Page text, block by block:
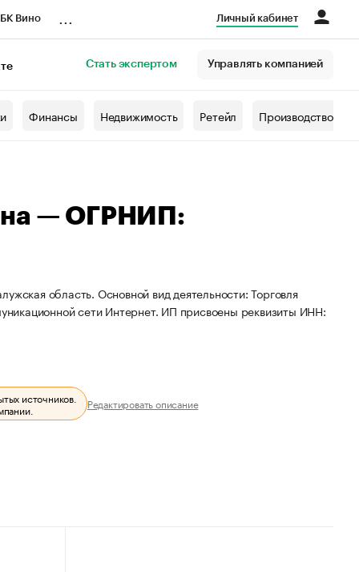
Вино Личный кабинет
Стать экспертом Управлять компанией
Финансы Недвижимость Ретейл Производство
— ОГРНИП:
область. Основной вид деятельности: Торговля
сети Интернет. ИП присвоены реквизиты ИНН:
источников.
Редактировать описание